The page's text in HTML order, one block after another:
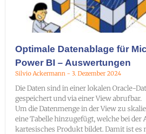
Optimale Datenablage für
Power BI – Auswertungen
Silvio Ackermann 3. Dezember 2024
Die Daten sind in einer lokalen Oracle-
gespeichert und via einer View abrufbar.
Um die Datenmenge in der View zu
eine Tabelle hinzugefügt, welche bei der
kartesisches Produkt bildet. Damit ist es